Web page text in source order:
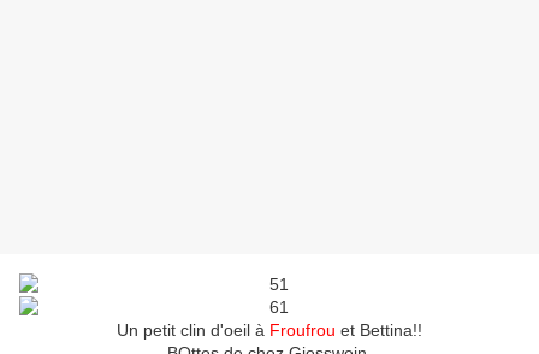
Un petit clin d'oeil à Froufrou et Bettina!!